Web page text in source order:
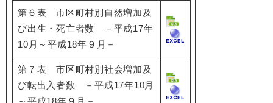
第６表 市区町村別自然増加及
び出生・死亡者数 －平成17年
10月～平成18年９月－
第７表 市区町村別社会増加及
び転出入者数 －平成17年10月
～平成18年９月－